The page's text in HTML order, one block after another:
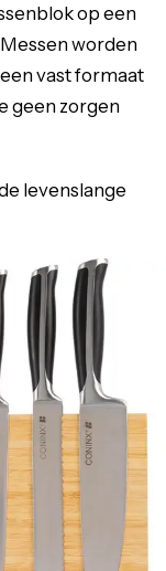
op een
worden
vast formaat
geen zorgen
levenslange